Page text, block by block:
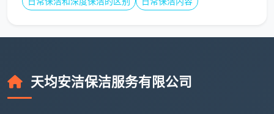
粉尘污染弥漫全屋，需整体精细除尘。
完就能拍出亮敞的宣传图， 开荒保洁上门服务50平
米内
天均安洁保洁服务有限公司